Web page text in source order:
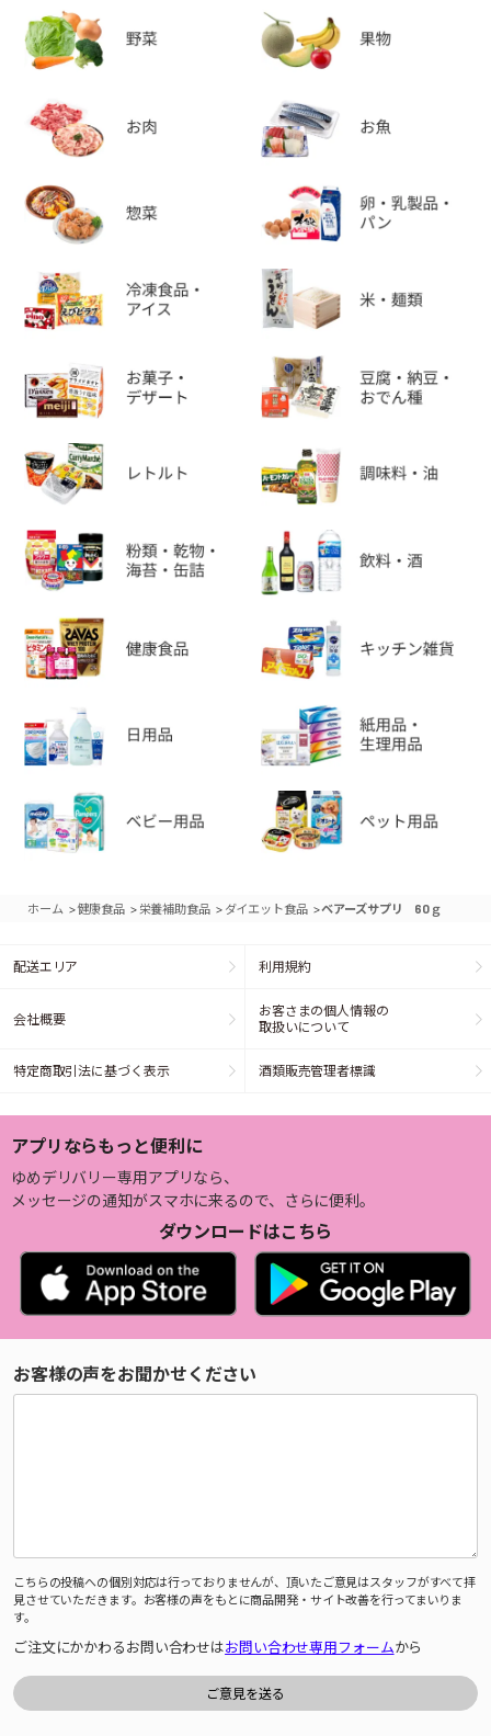
ホーム >健康食品 > 栄養補助食品 > ダイエット食品 >ベアーズサプリ 60ｇ
配送エリア 利用規約
会社概要
お客さまの個人情報の
取扱いについて
特定商取引法に基づく表示 酒類販売管理者標識
アプリならもっと便利に
ゆめデリバリー専用アプリなら、
メッセージの通知がスマホに来るので、さらに便利。
ダウンロードはこちら
お客様の声をお聞かせください
こちらの投稿への個別対応は行っておりませんが、頂いたご意見はスタッフがすべて拝
見させていただきます。お客様の声をもとに商品開発・サイト改善を行ってまいりま
す。
ご注文にかかわるお問い合わせはお問い合わせ専用フォームから